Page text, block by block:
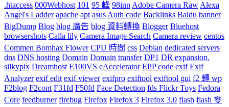
.htaccess 000Webhost 101 95 峰 98innAdobe Camera RawAlexa
Angel's Ladder apache apt asusAuth code Backlinks Baidu banner
BigDump Blog blog 廣告 blog 資料轉換 Blogger Bluehost
browsershots Calla lily Camera Image Search Camera review centos
Commen Bomhax Flower CPU 時間 css Debian dedicated servers
dns DNS hosting Domain Domain transfer DP1 DR expansion.
silkypix Dreamhost E100VS eAccelerator EPP code exif Exif
Analyzer exif edit exif viewer exifpro exiftool exiftool gui f2 轉 wp
F2blog F2cont F31fd F50fd Face Detection fds Flickr Toys Fedora
Core feedburner firebug Firefox Firefox 3 Firefox 3.0 flash flash 零